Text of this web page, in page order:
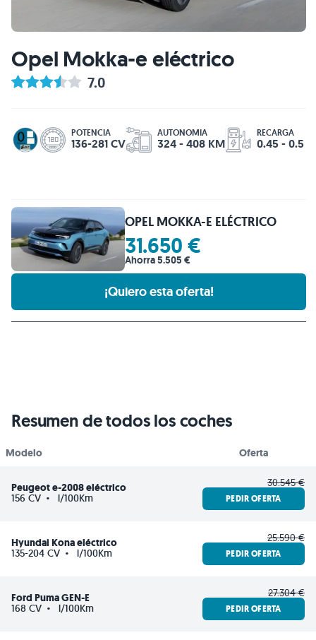
Opel Mokka-e eléctrico
7.0
POTENCIA
136-281 CV
AUTONOMIA
324 - 408 KM
RECARGA
0.45 - 0.5 H
OPEL MOKKA-E ELÉCTRICO
31.650 €
Ahorra 5.505 €
¡Quiero esta oferta!
Resumen de todos los coches
Modelo Oferta
Peugeot e-2008 eléctrico
156 CV · l/100Km
30.545 €
PEDIR OFERTA
Hyundai Kona eléctrico
135-204 CV · l/100Km
25.590 €
PEDIR OFERTA
Ford Puma GEN-E
168 CV · l/100Km
27.304 €
PEDIR OFERTA